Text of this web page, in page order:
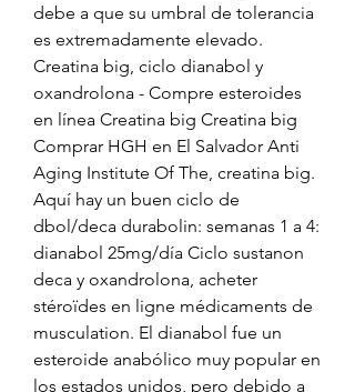
debe a que su umbral de tolerancia
es extremadamente elevado.
Creatina big, ciclo dianabol y
oxandrolona - Compre esteroides
en línea Creatina big Creatina big
Comprar HGH en El Salvador Anti
Aging Institute Of The, creatina big.
Aquí hay un buen ciclo de
dbol/deca durabolin: semanas 1 a 4:
dianabol 25mg/día Ciclo sustanon
deca y oxandrolona, acheter
stéroïdes en ligne médicaments de
musculation. El dianabol fue un
esteroide anabólico muy popular en
los estados unidos, pero debido a